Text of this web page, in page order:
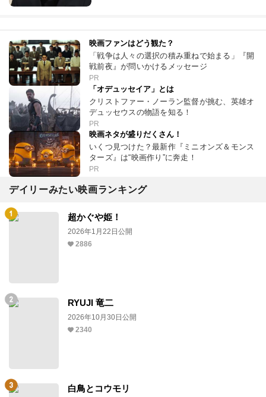
映画ファンはどう観た？
「戦争は人々の選択の積み重ねで始まる」『開
戦前夜』が問いかけるメッセージ
PR
「オデュッセイア」とは
クリストファー・ノーラン監督が挑む、英雄オ
デュッセウスの物語を知る！
PR
映画ネタが盛りだくさん！
いくつ見つけた？最新作『ミニオンズ＆モンス
ターズ』は“映画作り”に奔走！
PR
デイリーみたい映画ランキング
超かぐや姫！
2026年1月22日公開
2886
RYUJI 竜二
2026年10月30日公開
2340
白鳥とコウモリ